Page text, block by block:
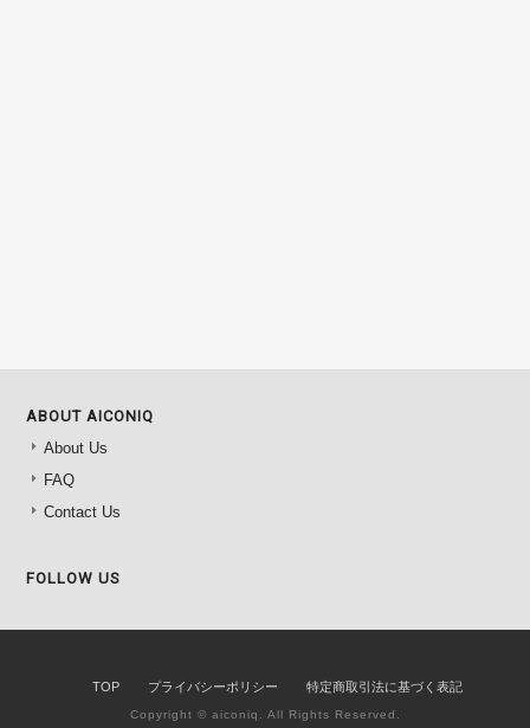
ABOUT AICONIQ
About Us
FAQ
Contact Us
FOLLOW US
TOP プライバシーポリシー 特定商取引法に基づく表記
Copyright © aiconiq. All Rights Reserved.